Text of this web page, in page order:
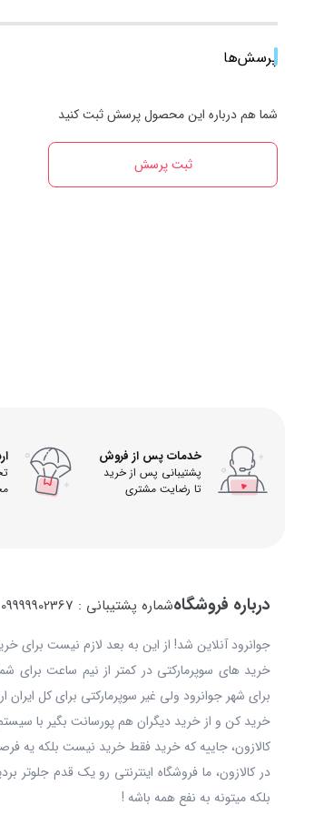
پرسش‌ها
شما هم درباره این محصول پرسش ثبت کنید
ثبت پرسش
خدمات پس از فروش
پشتیبانی پس از خرید
تا رضایت مشتری
درباره فروشگاهشماره پشتیبانی : 09999902367
جوانرود آنلاین شد! از این به بعد لازم نیست برای
خرید های سوپرمارکتی در کمتر از نیم ساعت برای
برای شهر جوانرود ولی غیر سوپرمارکتی برای کل
خرید کن و از خرید دیگران هم پورسانت بگیر با
کالازون، جاییه که خرید فقط خرید نیست بلکه یه
در کالازون، ما فروشگاه اینترنتی رو یک قدم جلوتر
بلکه میتونه به نفع همه باشه !